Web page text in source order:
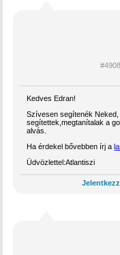
#4908
Kedves Edran!
Szívesen segítenék
segítettek,megtanítalak a
alvás.
Ha érdekel bővebben írj a
Üdvözlettel:Atlantiszi